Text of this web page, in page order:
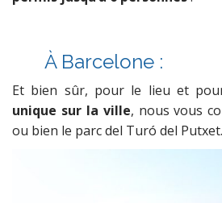
ÀBarcelone :
Et bien sûr, pour le lieu et
unique sur la ville, nous vous
ou bien le parc del Turó del Putxet.